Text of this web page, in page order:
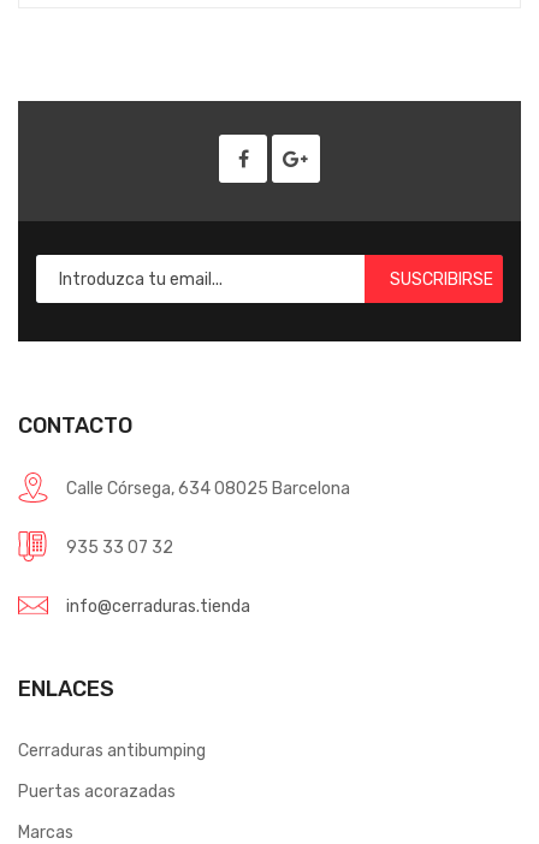
SUSCRIBIRSE
CONTACTO
Calle Córsega, 634 08025 Barcelona
935 33 07 32
info@cerraduras.tienda
ENLACES
Cerraduras antibumping
Puertas acorazadas
Marcas